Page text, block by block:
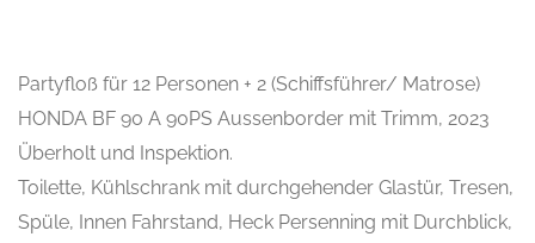
Partyfloß für 12 Personen + 2 (Schiffsführer/ Matrose)
HONDA BF 90 A 90PS Aussenborder mit Trimm, 2023
Überholt und Inspektion.
Toilette, Kühlschrank mit durchgehender Glastür, Tresen,
Spüle, Innen Fahrstand, Heck Persenning mit Durchblick,